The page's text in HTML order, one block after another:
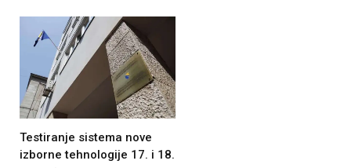
Testiranje sistema nove
izborne tehnologije 17. i 18.